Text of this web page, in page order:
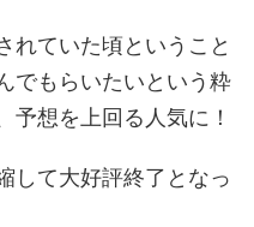
れていた頃ということ
でもらいたいという粋
予想を上回る人気に！
して大好評終了となっ